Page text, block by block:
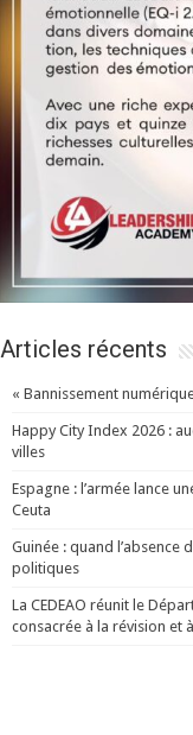
Articles récents
« Bannissement
Happy City Index 2026 :
villes
Espagne : l’armée lance
Ceuta
Guinée : quand l’absence
politiques
La CEDEAO réunit le
consacrée à la révision et